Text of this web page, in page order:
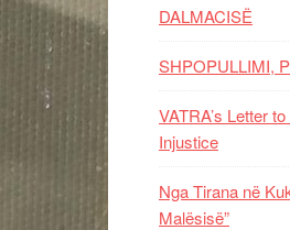
DALMACISË
SHPOPULLIMI,
VATRA’s Letter
Injustice
Nga Tirana në
Malësisë”